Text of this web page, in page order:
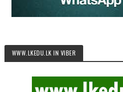
WWW.LKEDU.LK IN VIBER